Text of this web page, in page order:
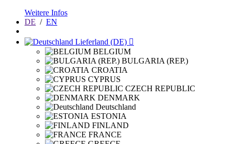
Weitere Infos
DE / EN
Lieferland (DE) 
BELGIUM
BULGARIA (REP.)
CROATIA
CYPRUS
CZECH REPUBLIC
DENMARK
Deutschland
ESTONIA
FINLAND
FRANCE